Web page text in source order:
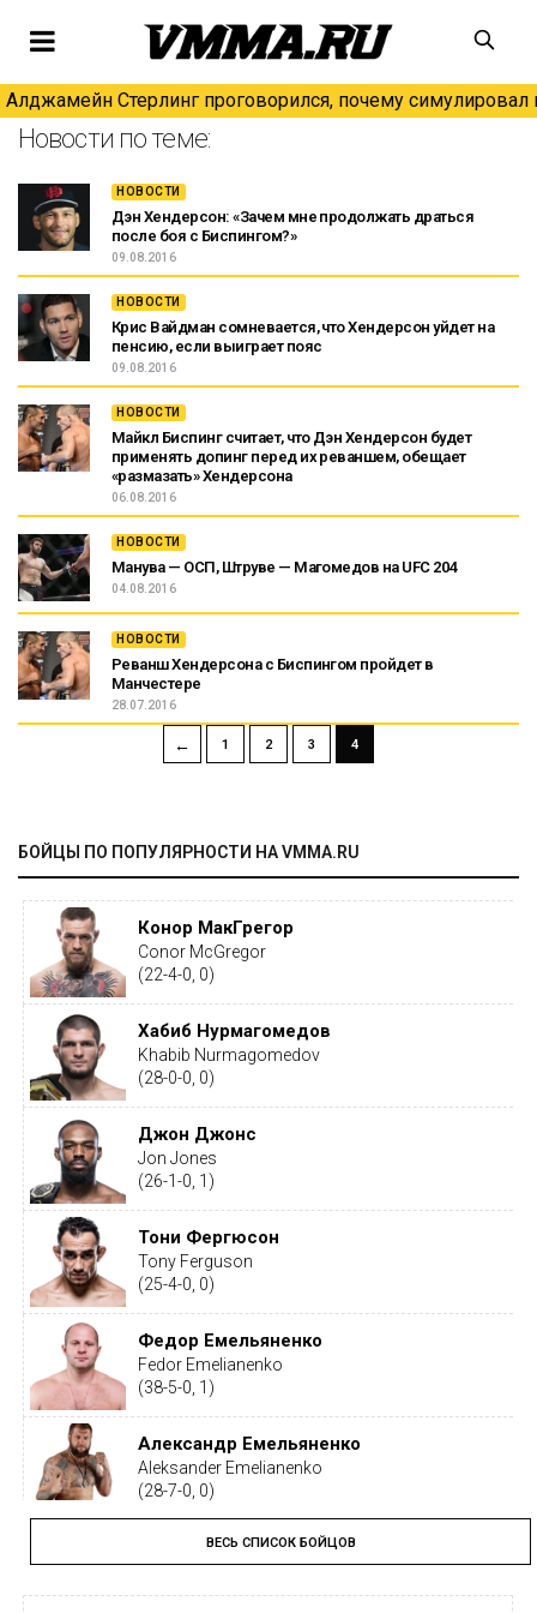
Алджамейн Стерлинг проговорился, почему симулировал
Новости по теме:
НОВОСТИ
Дэн Хендерсон: «Зачем мне продолжать драться
после боя с Биспингом?»
09.08.2016
НОВОСТИ
Крис Вайдман сомневается, что Хендерсон уйдет на
пенсию, если выиграет пояс
09.08.2016
НОВОСТИ
Майкл Биспинг считает, что Дэн Хендерсон будет
применять допинг перед их реваншем, обещает
«размазать» Хендерсона
06.08.2016
НОВОСТИ
Манува — ОСП, Штруве — Магомедов на UFC 204
04.08.2016
НОВОСТИ
Реванш Хендерсона с Биспингом пройдет в
Манчестере
28.07.2016
← 1 2 3 4
БОЙЦЫ ПО ПОПУЛЯРНОСТИ НА VMMA.RU
Конор МакГрегор
Conor McGregor
(22-4-0, 0)
Хабиб Нурмагомедов
Khabib Nurmagomedov
(28-0-0, 0)
Джон Джонс
Jon Jones
(26-1-0, 1)
Тони Фергюсон
Tony Ferguson
(25-4-0, 0)
Федор Емельяненко
Fedor Emelianenko
(38-5-0, 1)
Александр Емельяненко
Aleksander Emelianenko
(28-7-0, 0)
Тайрон Вудли
Tyron Woodley
(19-5-1, 0)
ВЕСЬ СПИСОК БОЙЦОВ